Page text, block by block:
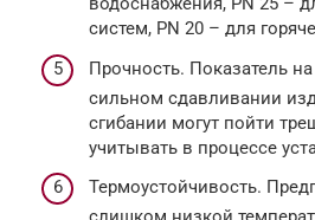
систем, PN 20 – для
Прочность. Показатель
сильном сдавливании
сгибании могут пойти
учитывать в процессе
Термоустойчивость.